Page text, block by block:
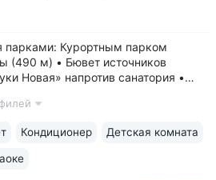
Курортным парком
(490 м) • Бювет источников
Новая» напротив санатория •
«меню—заказ». 7 видов
Кондиционер Детская комната